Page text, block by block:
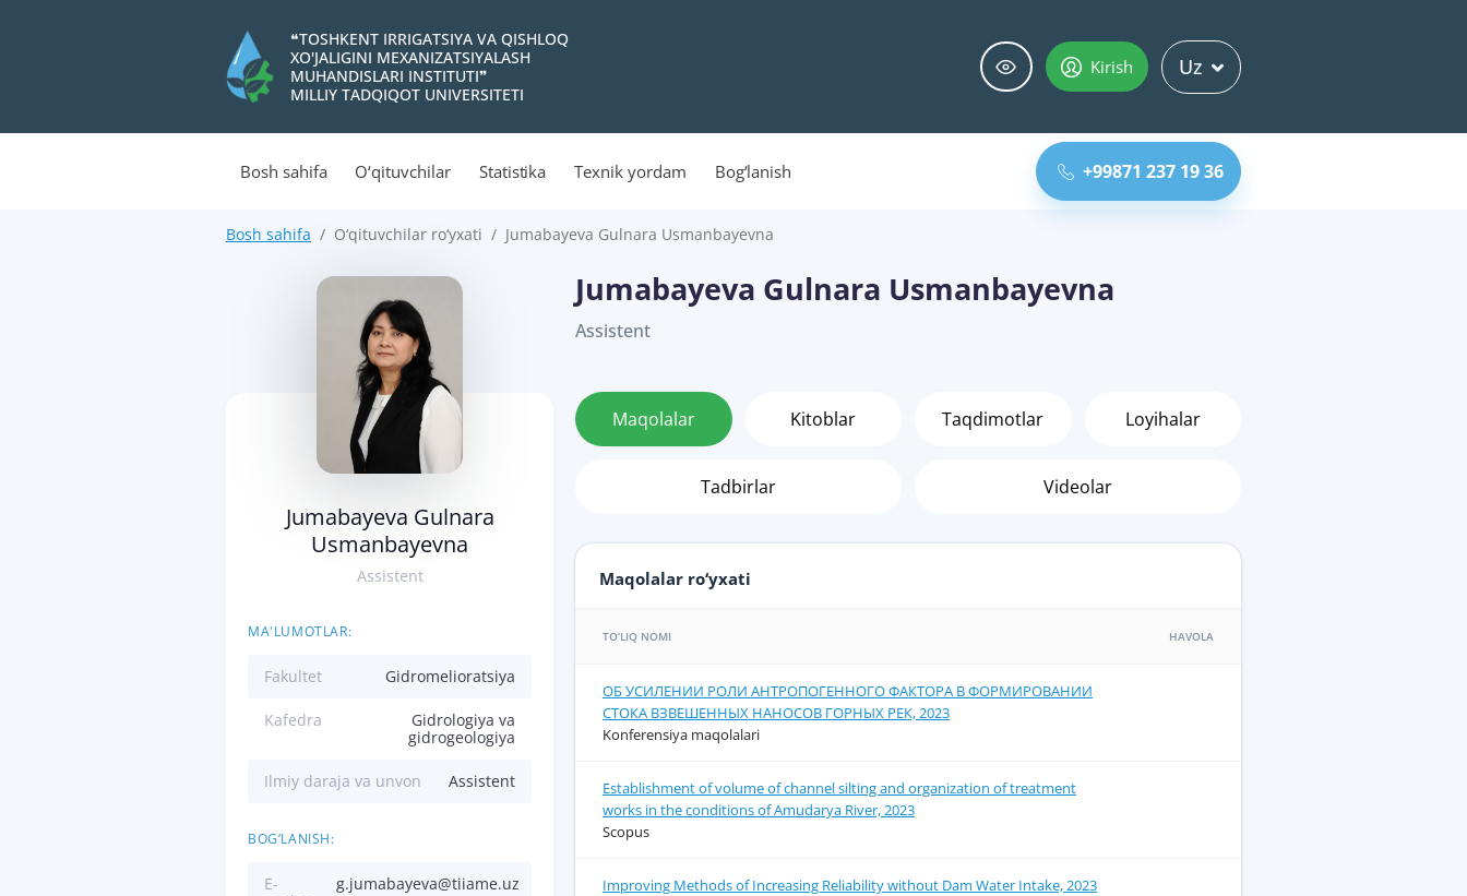
❝TOSHKENT IRRIGATSIYA VA QISHLOQ
XO'JALIGINI MEXANIZATSIYALASH
MUHANDISLARI INSTITUTI❞
MILLIY TADQIQOT UNIVERSITETI
Kirish Uz
Bosh sahifa O‘qituvchilar Statistika Texnik yordam Bog‘lanish +99871 237 19 36
Bosh sahifa O‘qituvchilar ro‘yxati Jumabayeva Gulnara Usmanbayevna
Jumabayeva Gulnara
Usmanbayevna
Assistent
MA'LUMOTLAR:
Fakultet Gidromelioratsiya
Kafedra
Gidrologiya va
gidrogeologiya
Ilmiy daraja va unvon Assistent
BOG‘LANISH:
E-
g.jumabayeva@tiiame.uz
Jumabayeva Gulnara Usmanbayevna
Assistent
Maqolalar Kitoblar Taqdimotlar Loyihalar
Tadbirlar Videolar
Maqolalar ro‘yxati
TO‘LIQ NOMI HAVOLA
ОБ УСИЛЕНИИ РОЛИ АНТРОПОГЕННОГО ФАКТОРА В ФОРМИРОВАНИИ
СТОКА ВЗВЕШЕННЫХ НАНОСОВ ГОРНЫХ РЕК, 2023
Konferensiya maqolalari
Establishment of volume of channel silting and organization of treatment
works in the conditions of Amudarya River, 2023
Scopus
Improving Methods of Increasing Reliability without Dam Water Intake, 2023